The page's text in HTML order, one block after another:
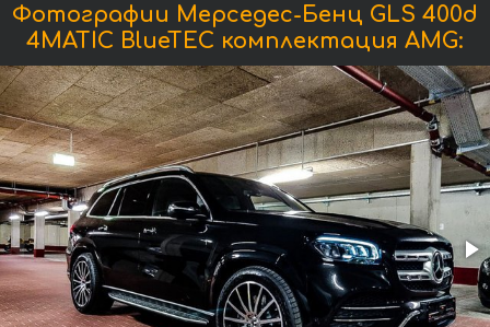
Фотографии Мерседес-Бенц GLS 400d
4MATIC BlueTEC комплектация AMG: